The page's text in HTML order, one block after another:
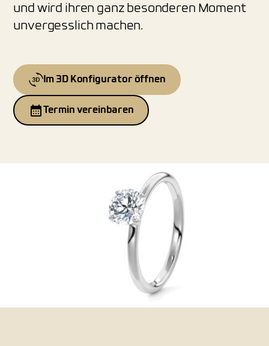
und wird ihren ganz besonderen Moment
unvergesslich machen.
Im 3D Konfigurator öffnen
Termin vereinbaren